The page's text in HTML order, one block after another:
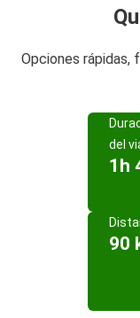
Opciones rápidas,
del
1h
90